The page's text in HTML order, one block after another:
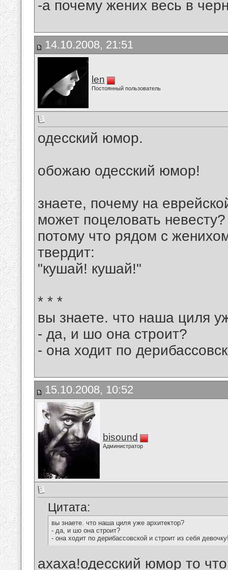
-а почему жених весь в
14.10.2008, 21:51
len
Постоянный пользователь
одесский юмор.
обожаю одесский юмор!
знаете, почему на
может поцеловать невесту?
потому что рядом с
твердит:
"кушай! кушай!"
* * *
вы знаете. что наша циля
- да, и шо она строит?
- она ходит по
15.10.2008, 10:52
bisound
Администратор
Цитата:
вы знаете. что наша циля уже архитектор?
- да, и шо она строит?
- она ходит по дерибассовской и строит из себя
ахаха!одесский юмор то